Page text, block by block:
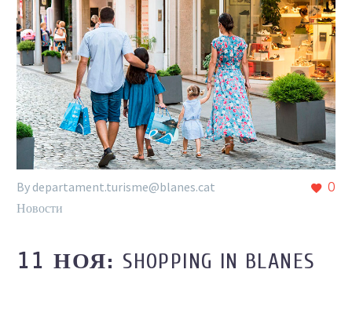
0
By departament.turisme@blanes.cat
Новости
11 НОЯ: SHOPPING IN BLANES